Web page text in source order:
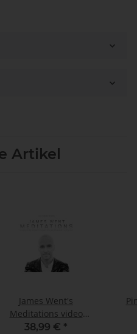
Artikel
James Went's
Meditations video
DOWNLOAD
38,99 € *